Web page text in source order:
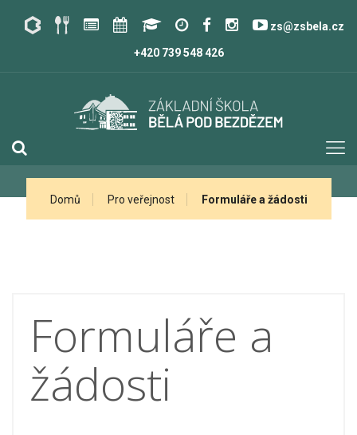
zs@zsbela.cz
+420 739 548 426
Domů Pro veřejnost Formuláře a žádosti
Formuláře a
žádosti